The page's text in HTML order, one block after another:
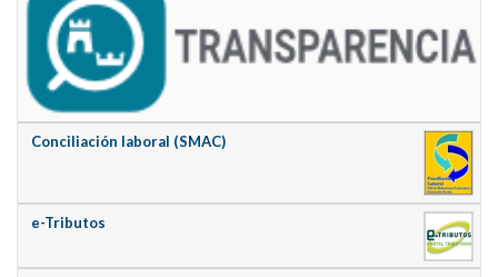
Conciliación laboral (SMAC)
e-Tributos